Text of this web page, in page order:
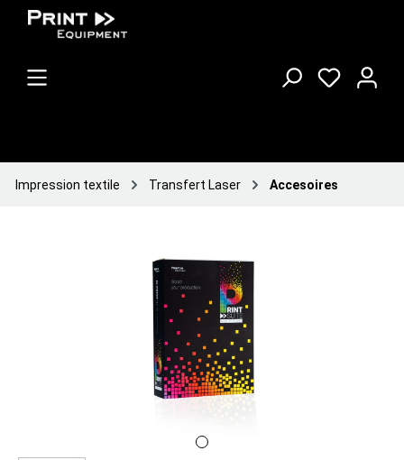
Impression textile Transfert Laser Accesoires